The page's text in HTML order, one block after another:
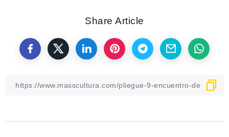
Share Article